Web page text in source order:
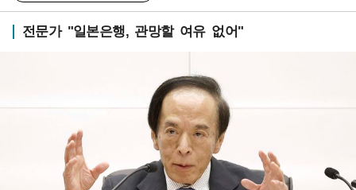
전문가 "일본은행, 관망할 여유 없어"